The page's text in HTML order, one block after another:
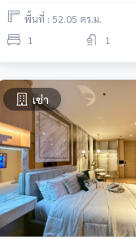
พื้นที่ : 52.05 ตร.ม.
1
1
เช่า